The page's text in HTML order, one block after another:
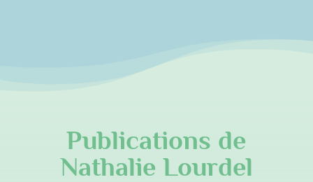
Publications de
Nathalie Lourdel